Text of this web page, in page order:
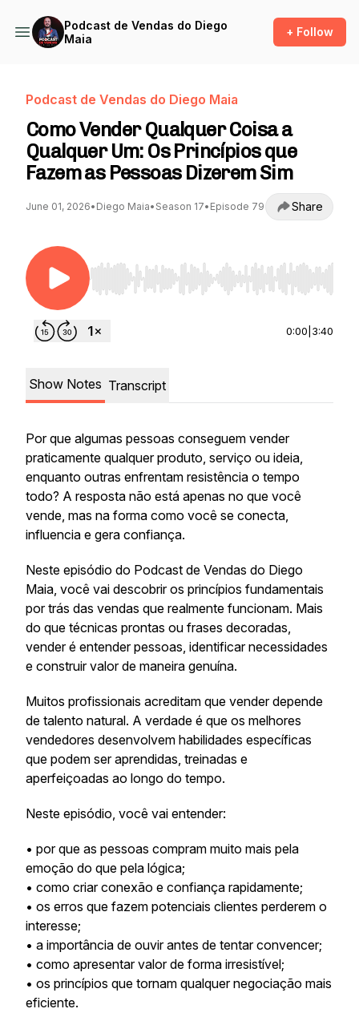
Podcast de Vendas do Diego
Maia
+ Follow
Podcast de Vendas do Diego Maia
Como Vender Qualquer Coisa a
Qualquer Um: Os Princípios que
Fazem as Pessoas Dizerem Sim
June 01, 2026• Diego Maia• Season 17• Episode 79 Share
Use Left/Right to seek, Home/End to jump to
0:00 3:40
Show Notes Transcript
Por que algumas pessoas conseguem vender
praticamente qualquer produto, serviço ou ideia,
enquanto outras enfrentam resistência o tempo
todo? A resposta não está apenas no que você
vende, mas na forma como você se conecta,
influencia e gera confiança.
Neste episódio do Podcast de Vendas do Diego
Maia, você vai descobrir os princípios fundamentais
por trás das vendas que realmente funcionam. Mais
do que técnicas prontas ou frases decoradas,
vender é entender pessoas, identificar necessidades
e construir valor de maneira genuína.
Muitos profissionais acreditam que vender depende
de talento natural. A verdade é que os melhores
vendedores desenvolvem habilidades específicas
que podem ser aprendidas, treinadas e
aperfeiçoadas ao longo do tempo.
Neste episódio, você vai entender:
• por que as pessoas compram muito mais pela
emoção do que pela lógica;
• como criar conexão e confiança rapidamente;
• os erros que fazem potenciais clientes perderem o
interesse;
• a importância de ouvir antes de tentar convencer;
• como apresentar valor de forma irresistível;
• os princípios que tornam qualquer negociação mais
eficiente.